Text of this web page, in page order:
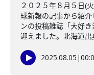
２０２５年８月５日(
球新報の記事から紹
ンの投稿雑誌「大好
迎えました。北海道
2025.08.05 |